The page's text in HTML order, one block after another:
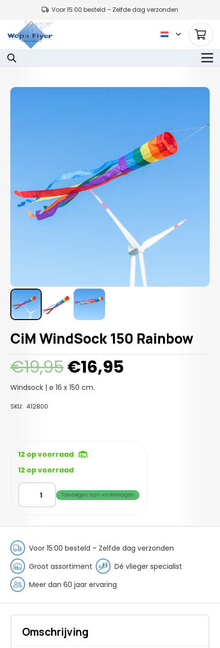
Voor 15:00 besteld – Zelfde dag verzonden
CiM WindSock 150 Rainbow
€19,95Oorspronkelijke
prijs
was:
€16,95
Windsock | ø 16 x 150 cm.
SKU: 412800
12 op voorraad
12 op voorraad
CiM
WindSock
150
Toevoegen aan winkelwagen
Voor 15:00 besteld – Zelfde dag verzonden
Groot assortiment
Dé vlieger specialist
Meer dan 60 jaar ervaring
Omschrijving